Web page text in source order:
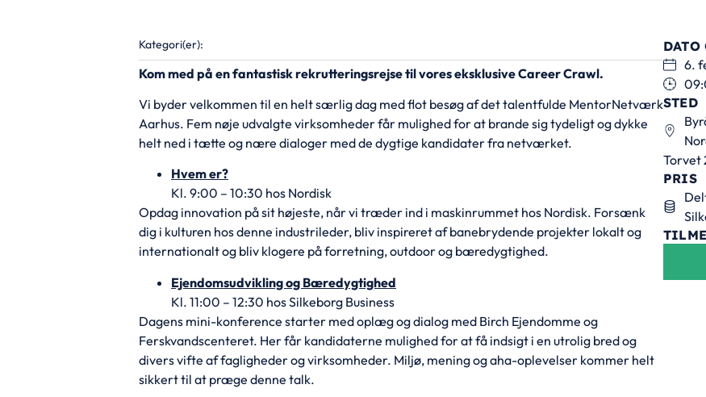
Kategori(er):
Kom med på en fantastisk rekrutteringsrejse til vores eksklusive Career Crawl.
Vi byder velkommen til en helt særlig dag med flot besøg af det talentfulde MentorNetværk
Aarhus. Fem nøje udvalgte virksomheder får mulighed for at brande sig tydeligt og dykke
helt ned i tætte og nære dialoger med de dygtige kandidater fra netværket.
Hvem er?
Kl. 9:00 – 10:30 hos Nordisk
Opdag innovation på sit højeste, når vi træder ind i maskinrummet hos Nordisk. Forsænk
dig i kulturen hos denne industrileder, bliv inspireret af banebrydende projekter lokalt og
internationalt og bliv klogere på forretning, outdoor og bæredygtighed.
Ejendomsudvikling og Bæredygtighed
Kl. 11:00 – 12:30 hos Silkeborg Business
Dagens mini-konference starter med oplæg og dialog med Birch Ejendomme og
Ferskvandscenteret. Her får kandidaterne mulighed for at få indsigt i en utrolig bred og
divers vifte af fagligheder og virksomheder. Miljø, mening og aha-oplevelser kommer helt
sikkert til at præge denne talk.
6.
STED
Torvet
PRIS